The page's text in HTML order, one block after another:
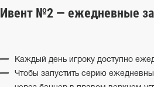
Ивент №2 — ежедневные
Каждый день игроку доступно
Чтобы запустить серию